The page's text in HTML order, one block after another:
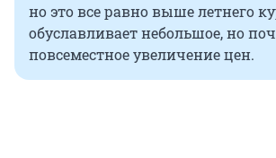
но это все равно выше летнего
обуславливает небольшое, но
повсеместное увеличение цен.